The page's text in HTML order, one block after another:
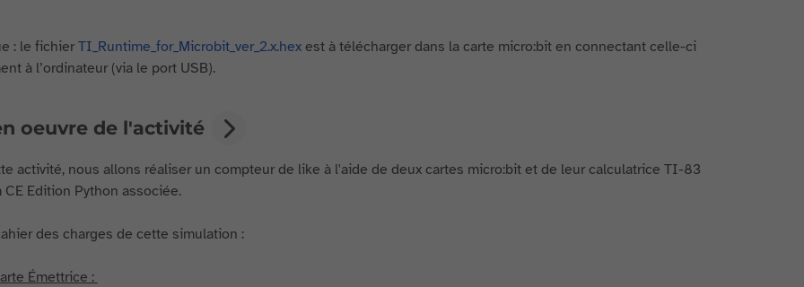
: le fichierTI_Runtime_for_Microbit_ver_2.x.hexest à télécharger dans la carte micro:bit en connectant celle-ci
à l’ordinateur (via le port USB).
oeuvre de l'activité
activité, nous allons réaliser un compteur de like à l'aide de deux cartes micro:bit et de leur calculatrice TI-83
CE Edition Python associée.
des charges de cette simulation :
Émettrice :